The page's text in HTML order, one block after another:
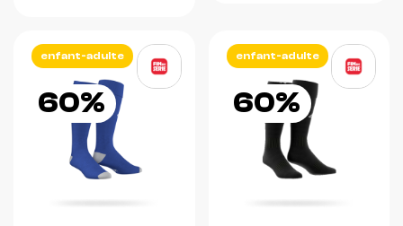
enfant-adulte
60%
enfant-adulte
60%